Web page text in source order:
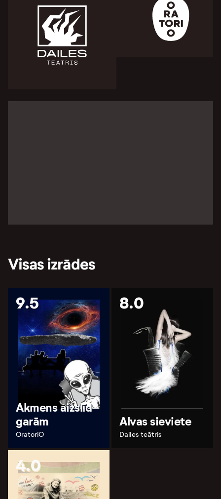
Visas izrādes
9.5
Akmens aizslīd
garām
OratoriO
8.0
Alvas sieviete
Dailes teātris
4.0